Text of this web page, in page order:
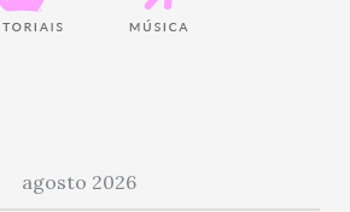
agosto 2026